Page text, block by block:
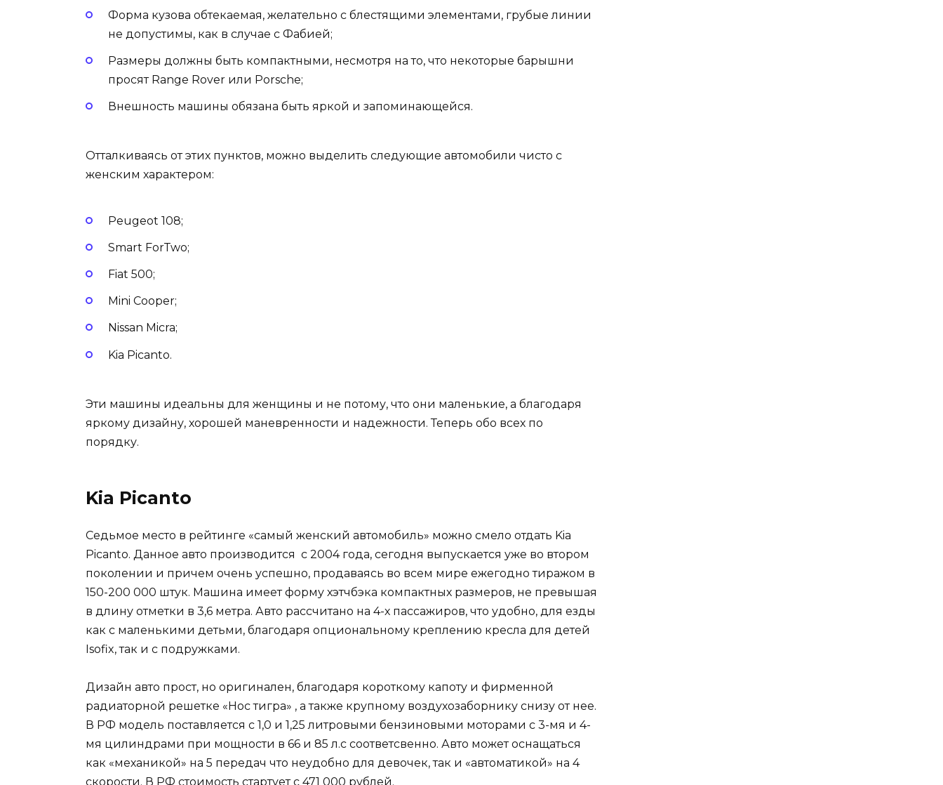
Форма кузова обтекаемая, желательно с блестящими элементами, грубые линии
не допустимы, как в случае с Фабией;
Размеры должны быть компактными, несмотря на то, что некоторые барышни
просят Range Rover или Porsche;
Внешность машины обязана быть яркой и запоминающейся.
Отталкиваясь от этих пунктов, можно выделить следующие автомобили чисто с
женским характером:
Peugeot 108;
Smart ForTwo;
Fiat 500;
Mini Cooper;
Nissan Micra;
Kia Picanto.
Эти машины идеальны для женщины и не потому, что они маленькие, а благодаря
яркому дизайну, хорошей маневренности и надежности. Теперь обо всех по
порядку.
Kia Picanto
Седьмое место в рейтинге «самый женский автомобиль» можно смело отдать Kia
Picanto. Данное авто производится с 2004 года, сегодня выпускается уже во втором
поколении и причем очень успешно, продаваясь во всем мире ежегодно тиражом в
150-200 000 штук. Машина имеет форму хэтчбэка компактных размеров, не превышая
в длину отметки в 3,6 метра. Авто рассчитано на 4-х пассажиров, что удобно, для езды
как с маленькими детьми, благодаря опциональному креплению кресла для детей
Isofix, так и с подружками.
Дизайн авто прост, но оригинален, благодаря короткому капоту и фирменной
радиаторной решетке «Нос тигра» , а также крупному воздухозаборнику снизу от нее.
В РФ модель поставляется с 1,0 и 1,25 литровыми бензиновыми моторами с 3-мя и 4-
мя цилиндрами при мощности в 66 и 85 л.с соответсвенно. Авто может оснащаться
как «механикой» на 5 передач что неудобно для девочек, так и «автоматикой» на 4
скорости. В РФ стоимость стартует с 471 000 рублей.